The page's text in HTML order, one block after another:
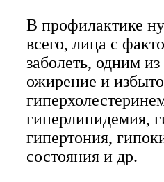
В профилактике
всего, лица с
заболеть, одним
ожирение и
гиперлипидемия,
гипертония,
состояния и др.